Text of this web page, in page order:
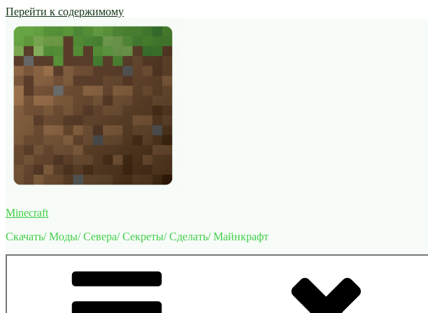
Перейти к содержимому
Minecraft
Скачать/ Моды/ Севера/ Секреты/ Сделать/ Майнкрафт